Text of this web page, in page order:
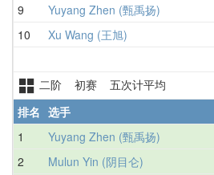
9 Yuyang Zhen (甄禹扬)
10 Xu Wang (王旭)
二阶 初赛 五次计平均
排名 选手
1
Yuyang Zhen (甄禹扬)
2 Mulun Yin (阴目仑)